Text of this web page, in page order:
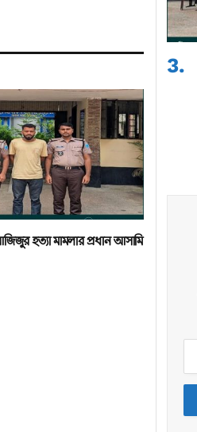
হত্যা মামলার প্রধান আসামি